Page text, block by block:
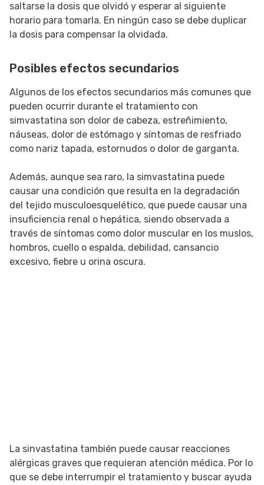
saltarse la dosis que olvidó y esperar al siguiente
horario para tomarla. En ningún caso se debe duplicar
la dosis para compensar la olvidada.
Posibles efectos secundarios
Algunos de los efectos secundarios más comunes que
pueden ocurrir durante el tratamiento con
simvastatina son dolor de cabeza, estreñimiento,
náuseas, dolor de estómago y síntomas de resfriado
como nariz tapada, estornudos o dolor de garganta.
Además, aunque sea raro, la simvastatina puede
causar una condición que resulta en la degradación
del tejido musculoesquelético, que puede causar una
insuficiencia renal o hepática, siendo observada a
través de síntomas como dolor muscular en los muslos,
hombros, cuello o espalda, debilidad, cansancio
excesivo, fiebre u orina oscura.
La sinvastatina también puede causar reacciones
alérgicas graves que requieran atención médica. Por lo
que se debe interrumpir el tratamiento y buscar ayuda